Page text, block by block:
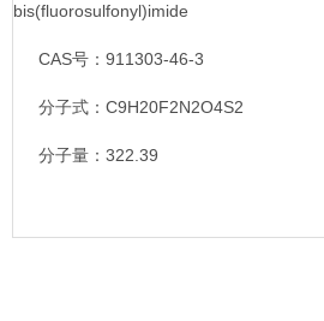
bis(fluorosulfonyl)imide
CAS号：911303-46-3
分子式：C9H20F2N2O4S2
分子量：322.39